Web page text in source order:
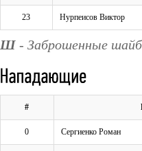
23 Нурпеисов Виктор
Ш - Заброшенные
#
0 Сергиенко Роман